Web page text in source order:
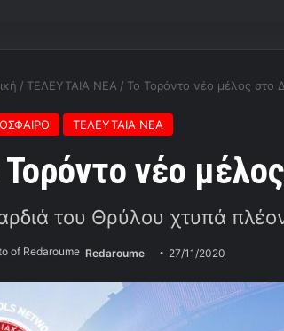
/ ΤΕΛΕΥΤΑΙΑ ΝΕΑ / Το Τορόντο νέο μέλος στο
ΤΕΛΕΥΤΑΙΑ ΝΕΑ
Τορόντο νέο
του Θρύλου χτυπά
Redaroume 27/11/2020